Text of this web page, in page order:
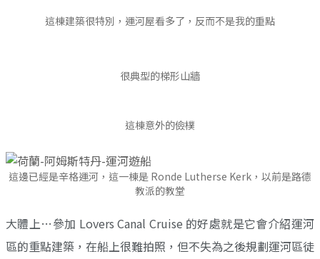
這棟建築很特別，運河屋看多了，反而不是我的重點
很典型的梯形山牆
這棟意外的儉樸
這邊已經是辛格運河，這一棟是 Ronde Lutherse Kerk，以前是路德
教派的教堂
大體上…參加 Lovers Canal Cruise 的好處就是它會介紹運河
區的重點建築，在船上很難拍照，但不失為之後規劃運河區徒